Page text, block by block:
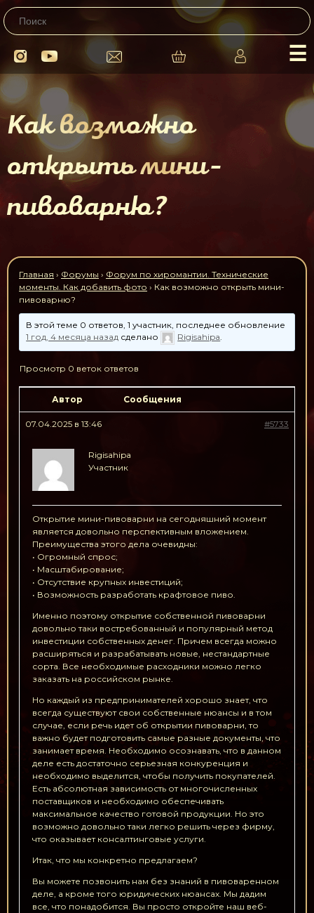
☰
Как возможно
открыть мини-
пивоварню?
Главная › Форумы › Форум по хиромантии. Технические
моменты. Как добавить фото › Как возможно открыть мини-
пивоварню?
В этой теме 0 ответов, 1 участник, последнее обновление
1 год, 4 месяца назад сделано Rigisahipa.
Просмотр 0 веток ответов
Автор Сообщения
07.04.2025 в 13:46 #5733
Rigisahipa
Участник
Открытие мини-пивоварни на сегодняшний момент
является довольно перспективным вложением.
Преимущества этого дела очевидны:
• Огромный спрос;
• Масштабирование;
• Отсутствие крупных инвестиций;
• Возможность разработать крафтовое пиво.
Именно поэтому открытие собственной пивоварни
довольно таки востребованный и популярный метод
инвестиции собственных денег. Причем всегда можно
расширяться и разрабатывать новые, нестандартные
сорта. Все необходимые расходники можно легко
заказать на российском рынке.
Но каждый из предпринимателей хорошо знает, что
всегда существуют свои собственные нюансы и в том
случае, если речь идет об открытии пивоварни, то
важно будет подготовить самые разные документы, что
занимает время. Необходимо осознавать, что в данном
деле есть достаточно серьезная конкуренция и
необходимо выделится, чтобы получить покупателей.
Есть абсолютная зависимость от многочисленных
поставщиков и необходимо обеспечивать
максимальное качество готовой продукции. Но это
возможно довольно таки легко решить через фирму,
что оказывает консалтинговые услуги.
Итак, что мы конкретно предлагаем?
Вы можете позвонить нам без знаний в пивоваренном
деле, а кроме того юридических нюансах. Мы дадим
все, что понадобится. Вы просто откройте наш веб-